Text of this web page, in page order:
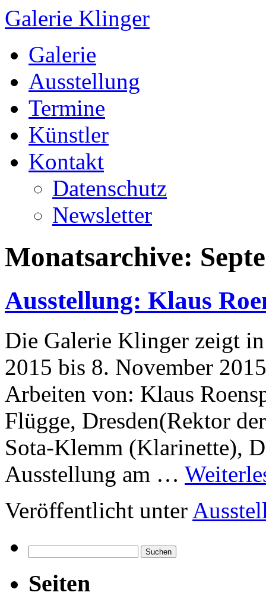
Galerie Klinger
Springe
zum
Galerie
Ausstellung
Termine
Künstler
Kontakt
Datenschutz
Newsletter
Monatsarchive:
Ausstellung: Klaus
Die Galerie Klinger zeigt
2015 bis 8. November
Arbeiten von: Klaus
Flügge, Dresden(Rektor
Sota-Klemm (Klarinette),
Ausstellung am …
Veröffentlicht unter
nach:
Seiten